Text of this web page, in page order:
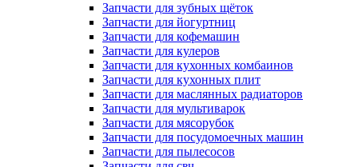
Запчасти для зубных щёток
Запчасти для йогуртниц
Запчасти для кофемашин
Запчасти для кулеров
Запчасти для кухонных комбаинов
Запчасти для кухонных плит
Запчасти для маслянных радиаторов
Запчасти для мультиварок
Запчасти для мясорубок
Запчасти для посудомоечных машин
Запчасти для пылесосов